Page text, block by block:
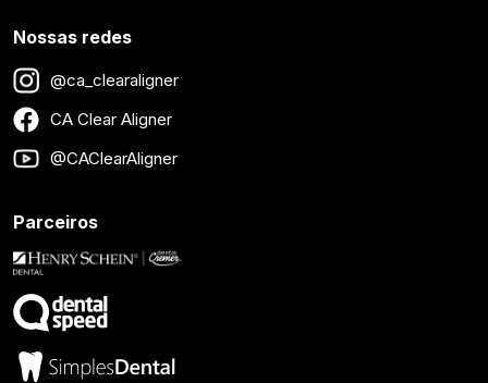
Nossas redes
@ca_clearaligner
CA Clear Aligner
@CAClearAligner
Parceiros